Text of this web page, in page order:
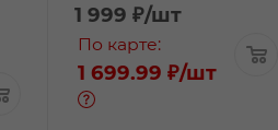
1 999 ₽/шт
По карте:
1 699.99 ₽/шт